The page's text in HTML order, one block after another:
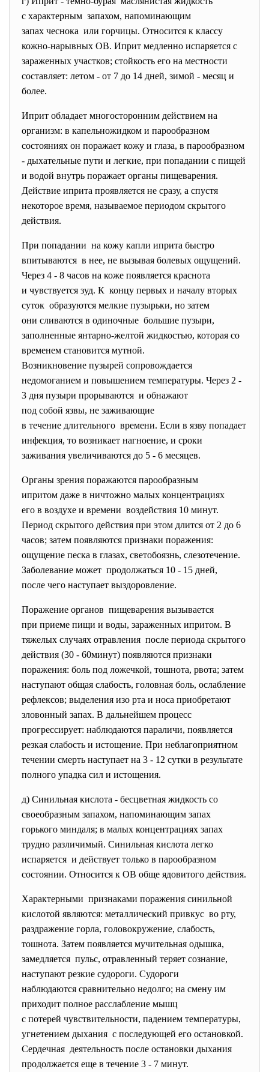
с характерным запахом, напоминающим
запах чеснока или горчицы. Относится к классу
кожно-нарывных ОВ. Иприт медленно испаряется с
зараженных участков; стойкость его на местности
составляет: летом - от 7 до 14 дней, зимой - месяц и
более.
Иприт обладает многосторонним действием на
организм: в капельножидком и парообразном
состояниях он поражает кожу и глаза, в парообразном
- дыхательные пути и легкие, при попадании с пищей
и водой внутрь поражает органы пищеварения.
Действие иприта проявляется не сразу, а спустя
некоторое время, называемое периодом скрытого
действия.
При попадании на кожу капли иприта быстро
впитываются в нее, не вызывая болевых ощущений.
Через 4 - 8 часов на коже появляется краснота
и чувствуется зуд. К концу первых и началу вторых
суток образуются мелкие пузырьки, но затем
они сливаются в одиночные большие пузыри,
заполненные янтарно-желтой жидкостью, которая со
временем становится мутной.
Возникновение пузырей сопровождается
недомоганием и повышением температуры. Через 2 -
3 дня пузыри прорываются и обнажают
под собой язвы, не заживающие
в течение длительного времени. Если в язву попадает
инфекция, то возникает нагноение, и сроки
заживания увеличиваются до 5 - 6 месяцев.
Органы зрения поражаются парообразным
ипритом даже в ничтожно малых концентрациях
его в воздухе и времени воздействия 10 минут.
Период скрытого действия при этом длится от 2 до 6
часов; затем появляются признаки поражения:
ощущение песка в глазах, светобоязнь, слезотечение.
Заболевание может продолжаться 10 - 15 дней,
после чего наступает выздоровление.
Поражение органов пищеварения вызывается
при приеме пищи и воды, зараженных ипритом. В
тяжелых случаях отравления после периода скрытого
действия (30 - 60минут) появляются признаки
поражения: боль под ложечкой, тошнота, рвота; затем
наступают общая слабость, головная боль, ослабление
рефлексов; выделения изо рта и носа приобретают
зловонный запах. В дальнейшем процесс
прогрессирует: наблюдаются параличи, появляется
резкая слабость и истощение. При неблагоприятном
течении смерть наступает на 3 - 12 сутки в результате
полного упадка сил и истощения.
д) Синильная кислота - бесцветная жидкость со
своеобразным запахом, напоминающим запах
горького миндаля; в малых концентрациях запах
трудно различимый. Синильная кислота легко
испаряется и действует только в парообразном
состоянии. Относится к ОВ обще ядовитого действия.
Характерными признаками поражения синильной
кислотой являются: металлический привкус во рту,
раздражение горла, головокружение, слабость,
тошнота. Затем появляется мучительная одышка,
замедляется пульс, отравленный теряет сознание,
наступают резкие судороги. Судороги
наблюдаются сравнительно недолго; на смену им
приходит полное расслабление мышц
с потерей чувствительности, падением температуры,
угнетением дыхания с последующей его остановкой.
Сердечная деятельность после остановки дыхания
продолжается еще в течение 3 - 7 минут.